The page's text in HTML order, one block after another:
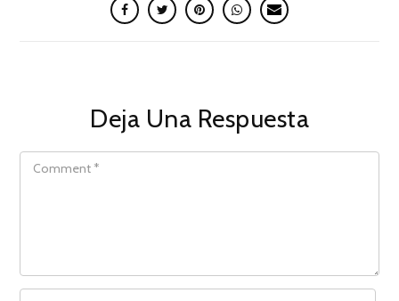
Deja Una Respuesta
COMMENT
NAME